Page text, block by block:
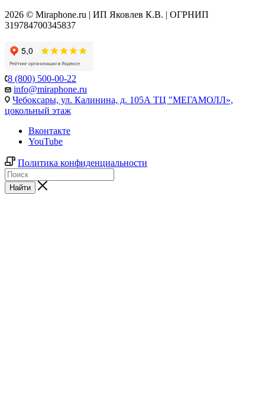
2026 © Miraphone.ru | ИП Яковлев К.В. | ОГРНИП
319784700345837
8 (800) 500-00-22
info@miraphone.ru
Чебоксары, ул. Калинина, д. 105А ТЦ "МЕГАМОЛЛ»,
цокольный этаж
Вконтакте
YouTube
Политика конфиденциальности
Найти